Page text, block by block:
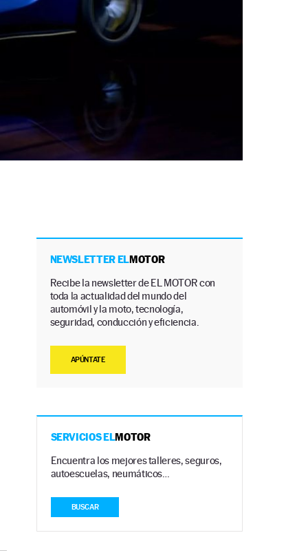
NEWSLETTER ELMOTOR
Recibe la newsletter de EL MOTOR con
toda la actualidad del mundo del
automóvil y la moto, tecnología,
seguridad, conducción y eficiencia.
APÚNTATE
SERVICIOS ELMOTOR
Encuentra los mejores talleres, seguros,
autoescuelas, neumáticos…
BUSCAR